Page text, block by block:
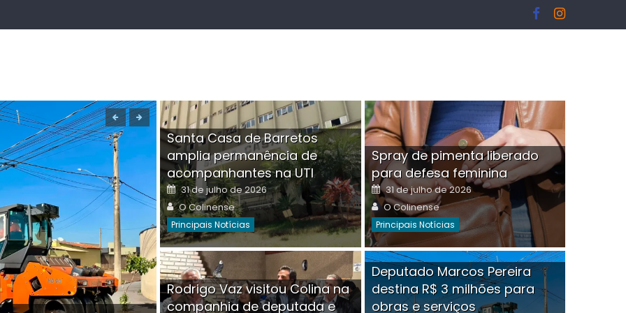
Boutique na Av. Ângelo Martins Tristão é
invadida por criminoso mascarado
Posted
30 de julho de 2026 Author
O Colinense Comment(0)
Santa Casa de Barretos
amplia permanência de
acompanhantes na UTI
Posted
on
31 de julho de 2026
Author
O Colinense
Principais Notícias
Spray de pimenta liberado
para defesa feminina
Posted
on
31 de julho de 2026
Author
O Colinense
Principais Notícias
Rodrigo Vaz visitou Colina na
companhia de deputada e
Deputado Marcos Pereira
destina R$ 3 milhões para
obras e serviços